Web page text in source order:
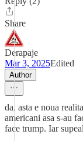
Share
Derapaje
Mar 3, 2025Edited
Author
da, asta e noua
americani asa s-au
face trump. Iar